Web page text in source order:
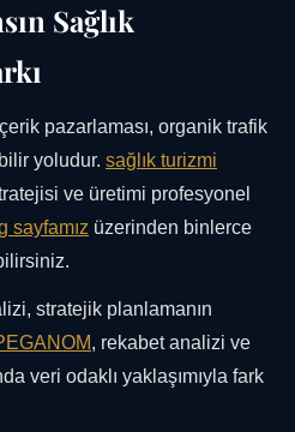
Sağlık
pazarlaması, organik trafik
yoludur. sağlık turizmi
ve üretimi profesyonel
sayfamız üzerinden binlerce
stratejik planlamanın
, rekabet analizi ve
veri odaklı yaklaşımıyla fark